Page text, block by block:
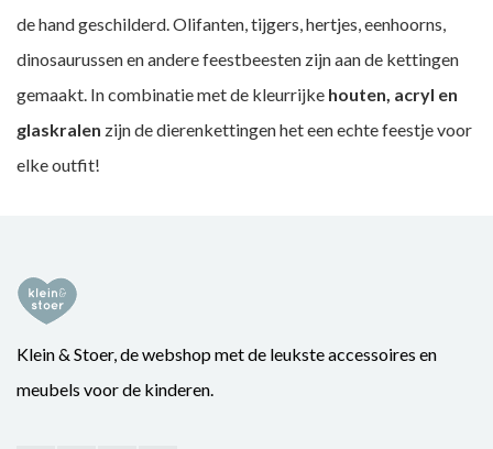
de hand geschilderd. Olifanten, tijgers, hertjes, eenhoorns,
dinosaurussen en andere feestbeesten zijn aan de kettingen
gemaakt. In combinatie met de kleurrijke houten, acryl en
glaskralen zijn de dierenkettingen het een echte feestje voor
elke outfit!
Klein & Stoer, de webshop met de leukste accessoires en
meubels voor de kinderen.